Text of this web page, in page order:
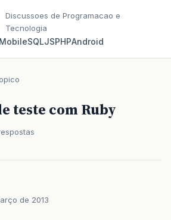
Discussoes de Programacao e
Tecnologia
MobileSQLJSPHPAndroid
teste com Ruby
de 2013